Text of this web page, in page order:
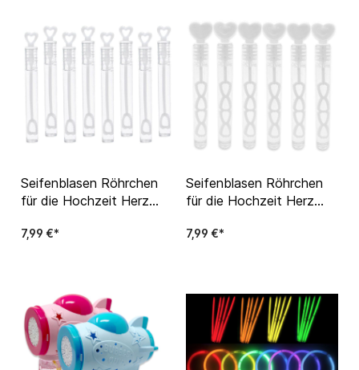
Seifenblasen Röhrchen
für die Hochzeit Herz
7,99 €*
Seifenblasen Röhrchen
für die Hochzeit Herz
mit Smiley
7,99 €*